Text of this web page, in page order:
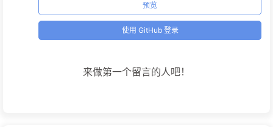
预览
使用 GitHub 登录
来做第一个留言的人吧！